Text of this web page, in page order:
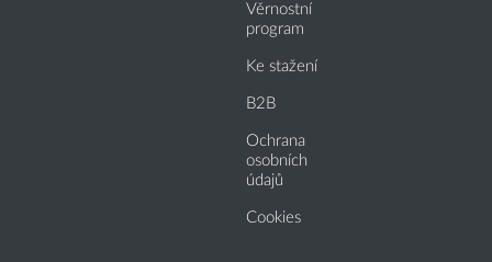
Věrnostní
program
Ke stažení
B2B
Ochrana
osobních
údajů
Cookies